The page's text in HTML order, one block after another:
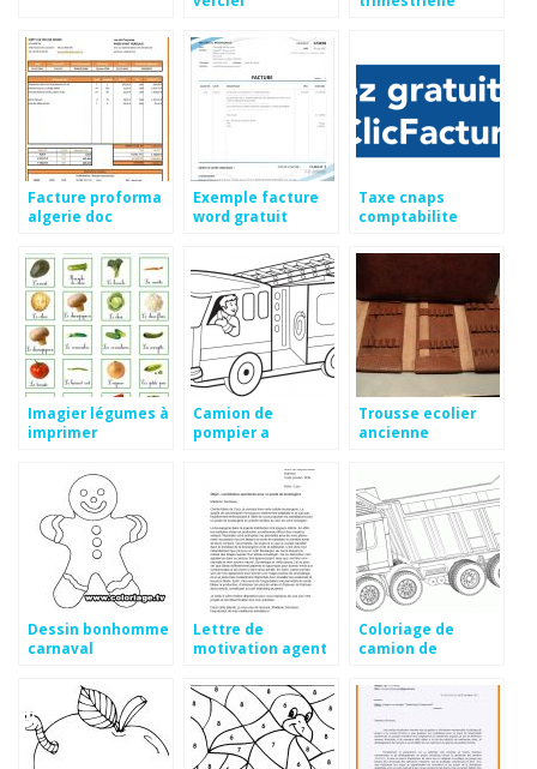
Facture proforma
algerie doc
Exemple facture
word gratuit
Taxe cnaps
comptabilite
Imagier légumes à
imprimer
Camion de
pompier a
Trousse ecolier
ancienne
Dessin bonhomme
carnaval
Lettre de
motivation agent
Coloriage de
camion de